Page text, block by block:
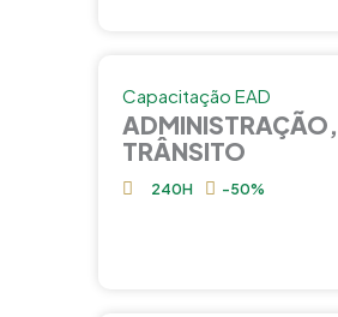
Capacitação EAD
TRÂNSITO
240H -50%